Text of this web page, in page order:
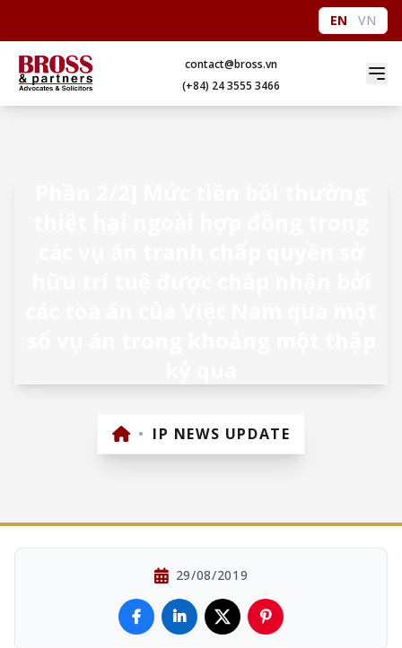
EN VN
contact@bross.vn
(+84) 24 3555 3466
• IP NEWS UPDATE
29/08/2019